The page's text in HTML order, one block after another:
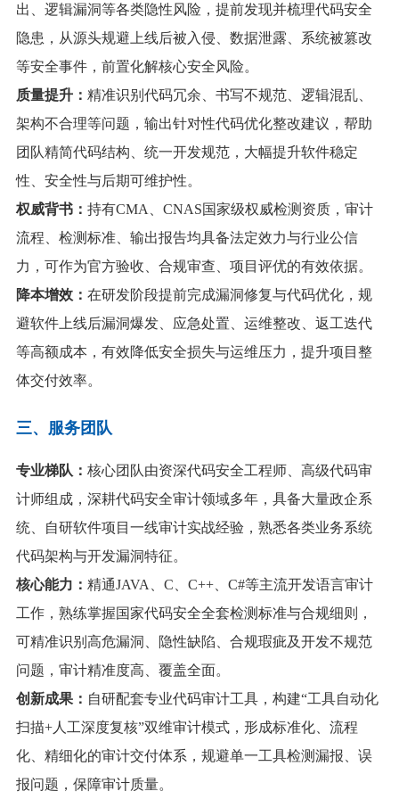
出、逻辑漏洞等各类隐性风险，提前发现并梳理代码安全
隐患，从源头规避上线后被入侵、数据泄露、系统被篡改
等安全事件，前置化解核心安全风险。
质量提升： 精准识别代码冗余、书写不规范、逻辑混乱、
架构不合理等问题，输出针对性代码优化整改建议，帮助
团队精简代码结构、统一开发规范，大幅提升软件稳定
性、安全性与后期可维护性。
权威背书： 持有CMA、CNAS国家级权威检测资质，审计
流程、检测标准、输出报告均具备法定效力与行业公信
力，可作为官方验收、合规审查、项目评优的有效依据。
降本增效： 在研发阶段提前完成漏洞修复与代码优化，规
避软件上线后漏洞爆发、应急处置、运维整改、返工迭代
等高额成本，有效降低安全损失与运维压力，提升项目整
体交付效率。
三、服务团队
专业梯队： 核心团队由资深代码安全工程师、高级代码审
计师组成，深耕代码安全审计领域多年，具备大量政企系
统、自研软件项目一线审计实战经验，熟悉各类业务系统
代码架构与开发漏洞特征。
核心能力： 精通JAVA、C、C++、C#等主流开发语言审计
工作，熟练掌握国家代码安全全套检测标准与合规细则，
可精准识别高危漏洞、隐性缺陷、合规瑕疵及开发不规范
问题，审计精准度高、覆盖全面。
创新成果： 自研配套专业代码审计工具，构建“工具自动化
扫描+人工深度复核”双维审计模式，形成标准化、流程
化、精细化的审计交付体系，规避单一工具检测漏报、误
报问题，保障审计质量。